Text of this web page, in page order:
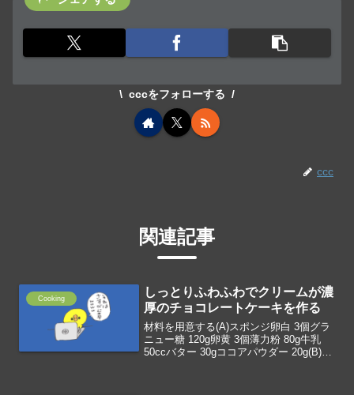
cccをフォローする
ccc
関連記事
Cooking
しっとりふわふわでクリームが濃
厚のチョコレートケーキを作る
材料を用意する(A)スポンジ卵白 3個グラ
ニュー糖 120g卵黄 3個薄力粉 80g牛乳
50ccバター 30gココアパウダー 20g(B)ク